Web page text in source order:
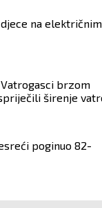
na električnim
Vatrogasci brzom
širenje
poginuo 82-